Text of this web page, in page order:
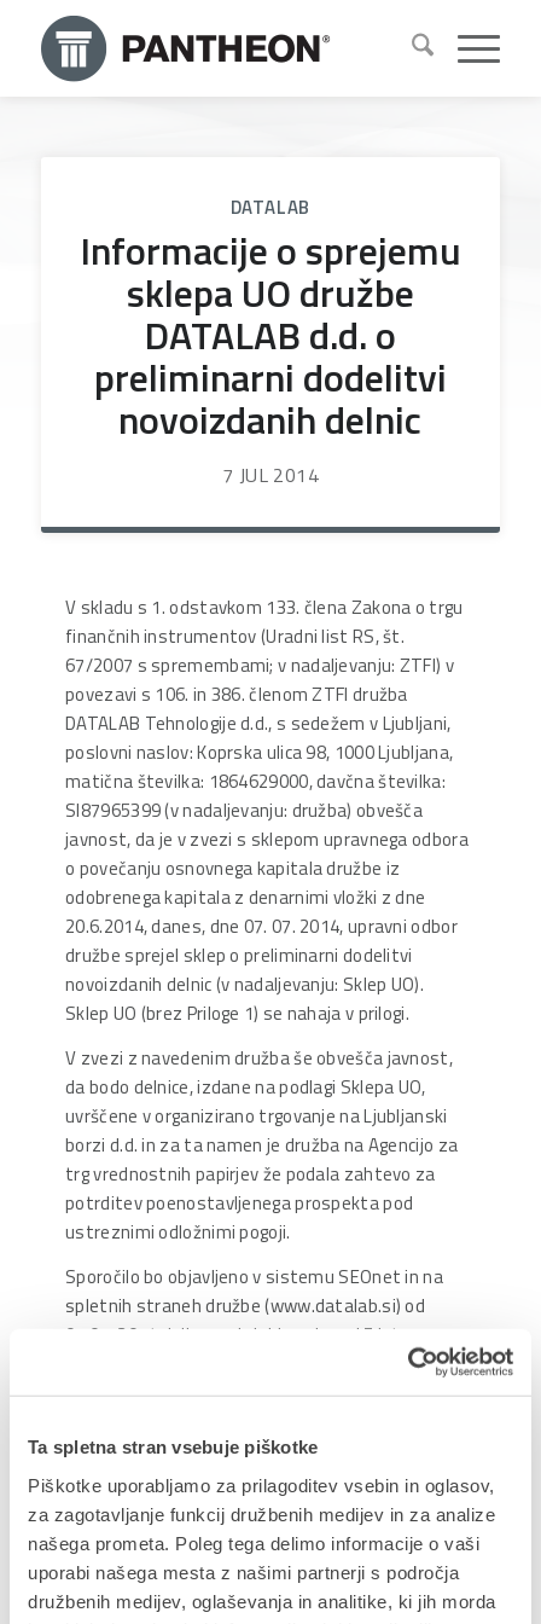
Ta spletna stran vsebuje piškotke
Piškotke uporabljamo za prilagoditev vsebin in oglasov,
za zagotavljanje funkcij družbenih medijev in za analize
našega prometa. Poleg tega delimo informacije o vaši
uporabi našega mesta z našimi partnerji s področja
družbenih medijev, oglaševanja in analitike, ki jih morda
DATALAB
Informacije o sprejemu
sklepa UO družbe
DATALAB d.d. o
preliminarni dodelitvi
novoizdanih delnic
7 JUL 2014
V skladu s 1. odstavkom 133. člena Zakona o trgu
finančnih instrumentov (Uradni list RS, št.
67/2007 s spremembami; v nadaljevanju: ZTFI) v
povezavi s 106. in 386. členom ZTFI družba
DATALAB Tehnologije d.d., s sedežem v Ljubljani,
poslovni naslov: Koprska ulica 98, 1000 Ljubljana,
matična številka: 1864629000, davčna številka:
SI87965399 (v nadaljevanju: družba) obvešča
javnost, da je v zvezi s sklepom upravnega odbora
o povečanju osnovnega kapitala družbe iz
odobrenega kapitala z denarnimi vložki z dne
20.6.2014, danes, dne 07. 07. 2014, upravni odbor
družbe sprejel sklep o preliminarni dodelitvi
novoizdanih delnic (v nadaljevanju: Sklep UO).
Sklep UO (brez Priloge 1) se nahaja v prilogi.
V zvezi z navedenim družba še obvešča javnost,
da bodo delnice, izdane na podlagi Sklepa UO,
uvrščene v organizirano trgovanje na Ljubljanski
borzi d.d. in za ta namen je družba na Agencijo za
trg vrednostnih papirjev že podala zahtevo za
potrditev poenostavljenega prospekta pod
ustreznimi odložnimi pogoji.
Sporočilo bo objavljeno v sistemu SEOnet in na
spletnih straneh družbe (www.datalab.si) od
07.07. 2014 dalje za obdobje najmanj 5 let.
Delite prispevek